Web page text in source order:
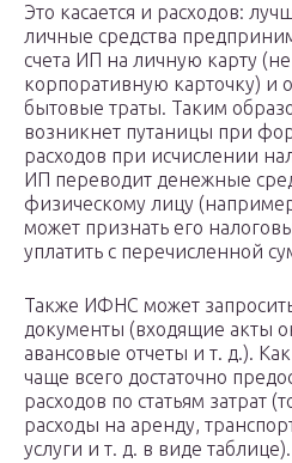
Это касается и расходов:
личные средства
счета ИП на личную карту
корпоративную карточку) и
бытовые траты. Таким
возникнет путаницы при
расходов при исчислении
ИП переводит денежные
физическому лицу
может признать его
уплатить с перечисленной
Также ИФНС может
документы (входящие акты
авансовые отчеты и т. д.).
чаще всего достаточно
расходов по статьям затрат
расходы на аренду,
услуги и т. д. в виде таблице).